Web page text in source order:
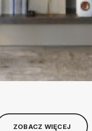
ZOBACZ WIĘCEJ